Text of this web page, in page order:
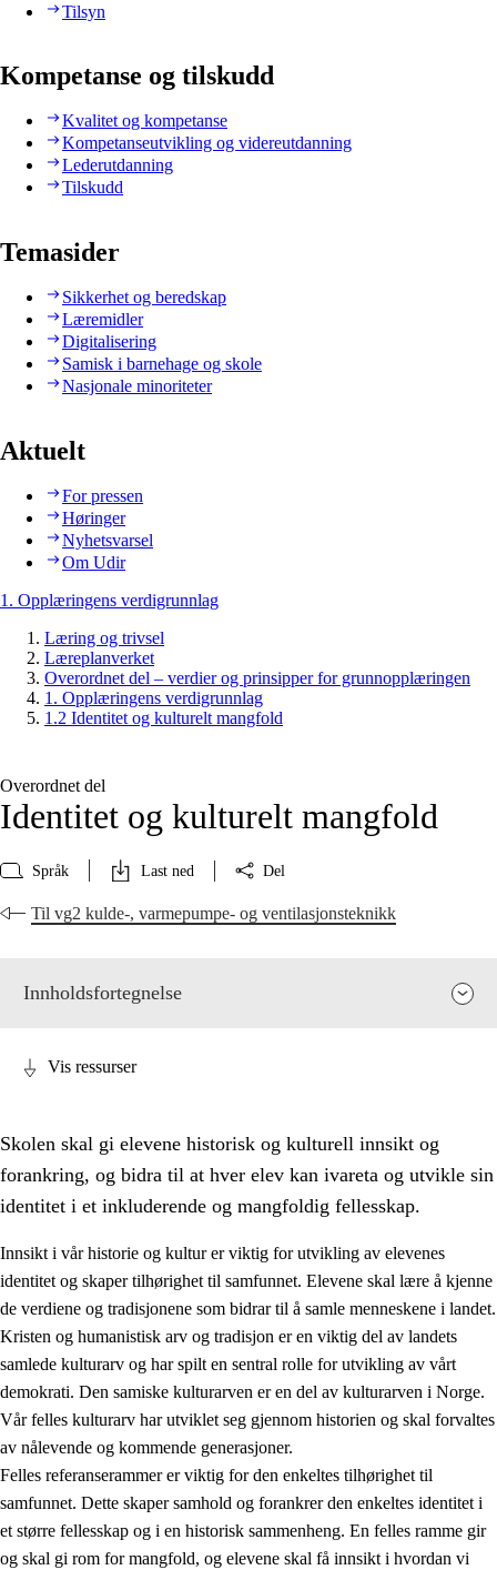
Tilsyn
Kompetanse og tilskudd
Kvalitet og kompetanse
Kompetanseutvikling og videreutdanning
Lederutdanning
Tilskudd
Temasider
Sikkerhet og beredskap
Læremidler
Digitalisering
Samisk i barnehage og skole
Nasjonale minoriteter
Aktuelt
For pressen
Høringer
Nyhetsvarsel
Om Udir
1. Opplæringens verdigrunnlag
Læring og trivsel
Læreplanverket
Overordnet del – verdier og prinsipper for grunnopplæringen
1. Opplæringens verdigrunnlag
1.2 Identitet og kulturelt mangfold
Overordnet del
Identitet og kulturelt mangfold
Språk Last ned Del
Til vg2 kulde-, varmepumpe- og ventilasjonsteknikk
Innholdsfortegnelse
1. Opplæringens verdigrunnlag
1.1 Menneskeverdet
1.2 Identitet og kulturelt mangfold
1.3 Kritisk tenkning og etisk bevissthet
1.4 Skaperglede, engasjement og utforskertrang
1.5 Respekt for naturen og miljøbevissthet
1.6 Demokrati og medvirkning
Vis ressurser
Skolen skal gi elevene historisk og kulturell innsikt og
forankring, og bidra til at hver elev kan ivareta og utvikle sin
identitet i et inkluderende og mangfoldig fellesskap.
Innsikt i vår historie og kultur er viktig for utvikling av elevenes
identitet og skaper tilhørighet til samfunnet. Elevene skal lære å kjenne
de verdiene og tradisjonene som bidrar til å samle menneskene i landet.
Kristen og humanistisk arv og tradisjon er en viktig del av landets
samlede kulturarv og har spilt en sentral rolle for utvikling av vårt
demokrati. Den samiske kulturarven er en del av kulturarven i Norge.
Vår felles kulturarv har utviklet seg gjennom historien og skal forvaltes
av nålevende og kommende generasjoner.
Felles referanserammer er viktig for den enkeltes tilhørighet til
samfunnet. Dette skaper samhold og forankrer den enkeltes identitet i
et større fellesskap og i en historisk sammenheng. En felles ramme gir
og skal gi rom for mangfold, og elevene skal få innsikt i hvordan vi